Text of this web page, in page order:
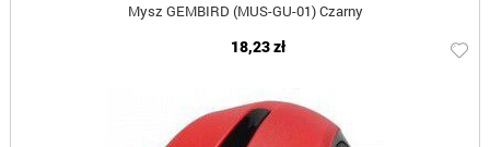
Mysz GEMBIRD (MUS-GU-01) Czarny
18,23 zł